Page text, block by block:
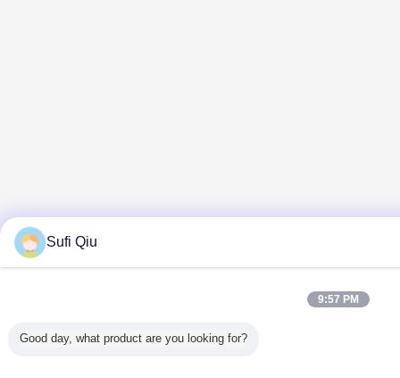
Sufi Qiu
9:57 PM
Good day, what product are you looking for?